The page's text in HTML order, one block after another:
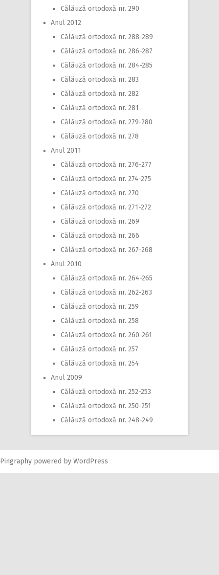
Călăuză ortodoxă nr. 290
Anul 2012
Călăuză ortodoxă nr. 288-289
Călăuză ortodoxă nr. 286-287
Călăuză ortodoxă nr. 284-285
Călăuză ortodoxă nr. 283
Călăuză ortodoxă nr. 282
Călăuză ortodoxă nr. 281
Călăuză ortodoxă nr. 279-280
Călăuză ortodoxă nr. 278
Anul 2011
Călăuză ortodoxă nr. 276-277
Călăuză ortodoxă nr. 274-275
Călăuză ortodoxă nr. 270
Călăuză ortodoxă nr. 271-272
Călăuză ortodoxă nr. 269
Călăuză ortodoxă nr. 266
Călăuză ortodoxă nr. 267-268
Anul 2010
Călăuză ortodoxă nr. 264-265
Călăuză ortodoxă nr. 262-263
Călăuză ortodoxă nr. 259
Călăuză ortodoxă nr. 258
Călăuză ortodoxă nr. 260-261
Călăuză ortodoxă nr. 257
Călăuză ortodoxă nr. 254
Anul 2009
Călăuză ortodoxă nr. 252-253
Călăuză ortodoxă nr. 250-251
Călăuză ortodoxă nr. 248-249
Pingraphy powered by WordPress